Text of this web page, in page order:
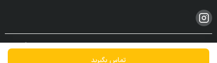
تماس بگیرید
کلیه حقوق مادی و معنوی این سایت محفوظ و متعلق به این فروشگاه می
باشد.